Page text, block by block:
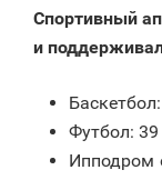
Спортивный
и
Футбол:
Ипподром